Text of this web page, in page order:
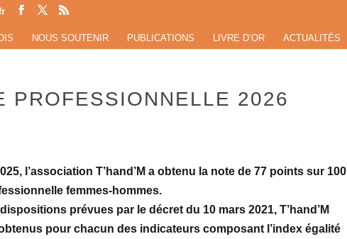
NOUS SOUTENIR PUBLICATIONS LIVRE D’OR ACTUALITÉS
PROFESSIONNELLE 2026
l’association T’hand’M a obtenu la note de 77 points sur 100
femmes-hommes.
prévues par le décret du 10 mars 2021, T’hand’M
pour chacun des indicateurs composant l’index égalité